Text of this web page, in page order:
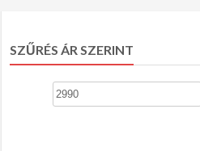
SZŰRÉS ÁR SZERINT
Min